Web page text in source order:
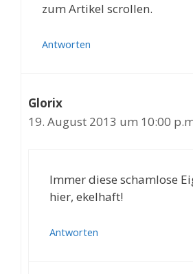
zum Artikel scrollen.
Antworten
Glorix
19. August 2013 um 10:00
Immer diese schamlose
hier, ekelhaft!
Antworten